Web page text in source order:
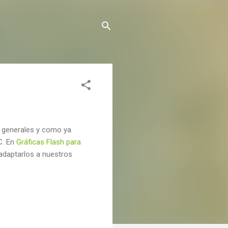
y como ya
En Gráficas Flash para
a nuestros